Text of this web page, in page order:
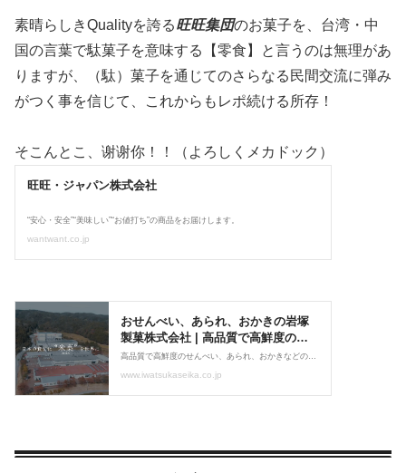
素晴らしきQualityを誇る旺旺集団のお菓子を、台湾・中
国の言葉で駄菓子を意味する【零食】と言うのは無理があ
りますが、（駄）菓子を通じてのさらなる民間交流に弾み
がつく事を信じて、これからもレポ続ける所存！
そこんとこ、谢谢你！！（よろしくメカドック）